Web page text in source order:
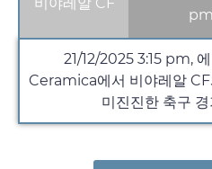
비야레알 CF
pm
21/12/2025 3:15 pm,
Ceramica에서 비야레알
미진진한 축구